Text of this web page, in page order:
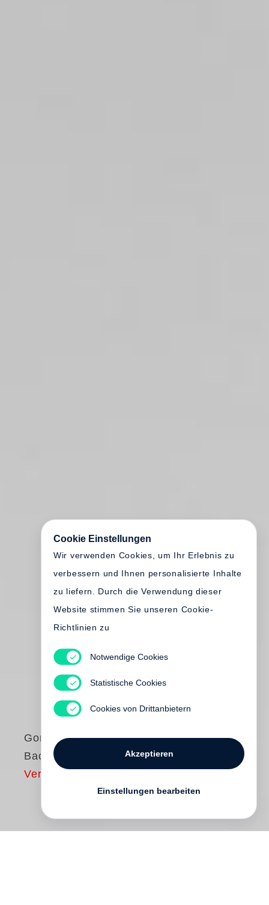
Gordon Parks
Back to Fort Scott
Vergriffen
Cookie Einstellungen
Wir verwenden Cookies, um Ihr Erlebnis zu
verbessern und Ihnen personalisierte Inhalte
zu liefern. Durch die Verwendung dieser
Website stimmen Sie unseren Cookie-
Richtlinien zu
Notwendige Cookies
Statistische Cookies
Cookies von Drittanbietern
Akzeptieren
Einstellungen bearbeiten